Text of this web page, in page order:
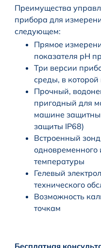
Преимущества
прибора для
следующем:
Прямое
показателя pH
Три версии
среды, в
Прочный,
пригодный для
машине
защиты IP68)
Встроенный
одновременного
температуры
Гелевый
технического
Возможность
точкам
Бесплатная